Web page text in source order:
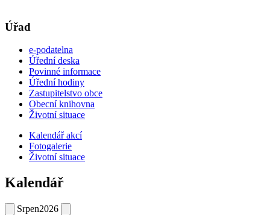
Úřad
e-podatelna
Úřední deska
Povinné informace
Úřední hodiny
Zastupitelstvo obce
Obecní knihovna
Životní situace
Kalendář akcí
Fotogalerie
Životní situace
Kalendář
Srpen2026